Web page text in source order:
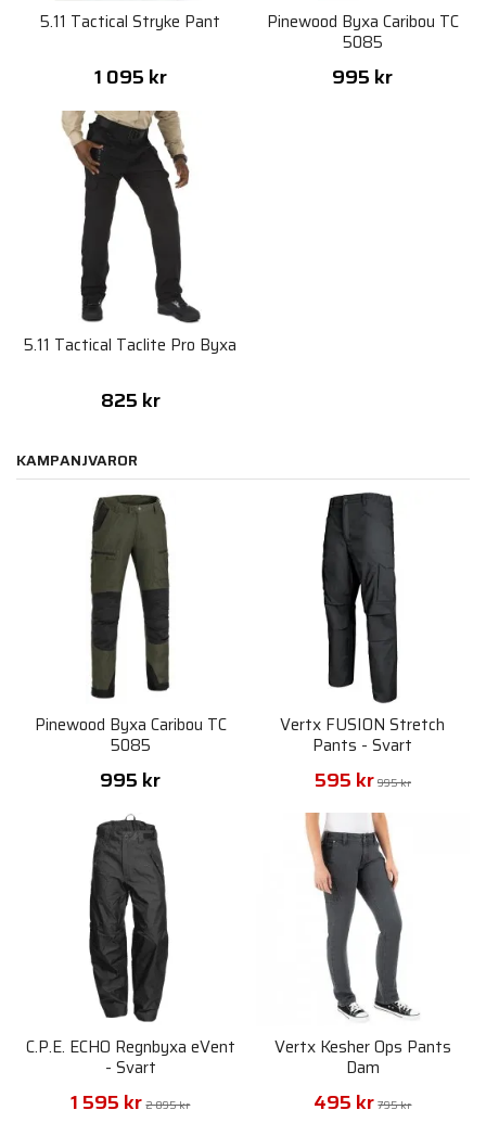
5.11 Tactical Stryke Pant
1 095 kr
Pinewood Byxa Caribou TC
5085
995 kr
5.11 Tactical Taclite Pro Byxa
825 kr
KAMPANJVAROR
Pinewood Byxa Caribou TC
5085
995 kr
Vertx FUSION Stretch
Pants - Svart
595 kr 995 kr
C.P.E. ECHO Regnbyxa eVent
- Svart
1 595 kr 2 095 kr
Vertx Kesher Ops Pants
Dam
495 kr 795 kr